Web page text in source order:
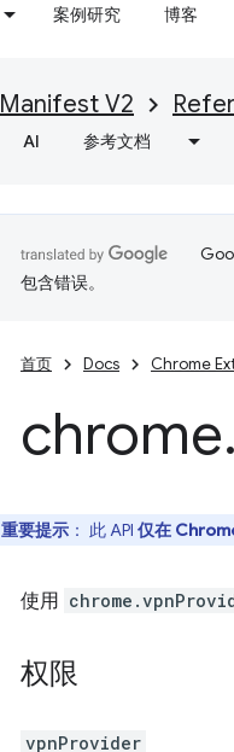
案例研究 博客
Manifest V2
AI 参考文档
包含错误。
首页 Docs Chrome
chrome.
重要提示 ： 此 API 仅在
使用
权限
vpnProvider